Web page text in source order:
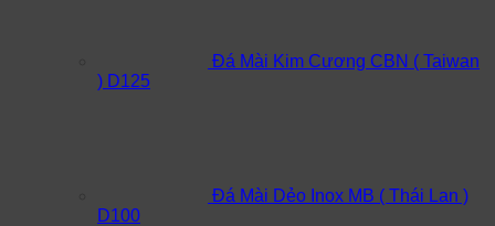
Đá Mài Kim Cương CBN ( Taiwan
) D125
Đá Mài Dẻo Inox MB ( Thái Lan )
D100